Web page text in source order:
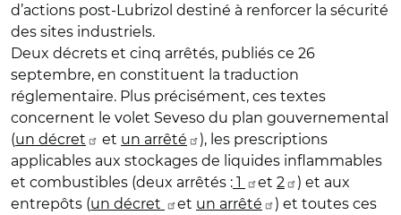
d’actions post-Lubrizol destiné à renforcer la sécurité
des sites industriels.
Deux décrets et cinq arrêtés, publiés ce 26
septembre, en constituent la traduction
réglementaire. Plus précisément, ces textes
concernent le volet Seveso du plan gouvernemental
(un décret et un arrêté
), les prescriptions
applicables aux stockages de liquides inflammables
et combustibles (deux arrêtés : 1 et 2
) et aux
entrepôts (un décret et un arrêté
) et toutes ces